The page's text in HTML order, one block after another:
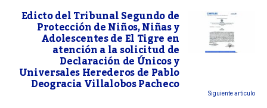
Edicto del Tribunal Segundo de
Protección de Niños, Niñas y
Adolescentes de El Tigre en
atención a la solicitud de
Declaración de Únicos y
Universales Herederos de Pablo
Deogracia Villalobos Pacheco Siguiente articulo